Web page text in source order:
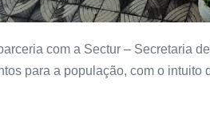
com a Sectur – Secretaria
para a população, com o